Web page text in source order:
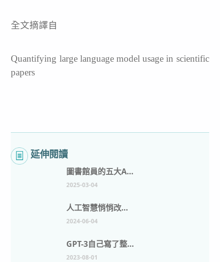
全文摘譯自
Quantifying large language model usage in scientific
papers
延伸閱讀
圖書館員的五大AI工具：增強資訊管理
2025-03-04
人工智慧悄悄改變圖書館的5種方式
2024-06-04
GPT-3自己寫了整篇論文，出版社應該擔心嗎？
2023-08-01